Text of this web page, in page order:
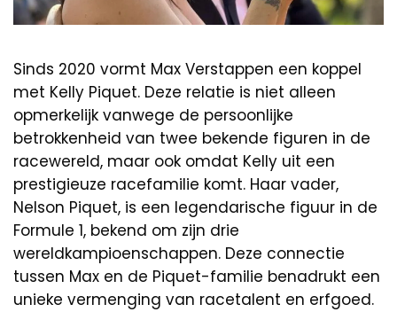
Sinds 2020 vormt Max Verstappen een koppel
met Kelly Piquet. Deze relatie is niet alleen
opmerkelijk vanwege de persoonlijke
betrokkenheid van twee bekende figuren in de
racewereld, maar ook omdat Kelly uit een
prestigieuze racefamilie komt. Haar vader,
Nelson Piquet, is een legendarische figuur in de
Formule 1, bekend om zijn drie
wereldkampioenschappen. Deze connectie
tussen Max en de Piquet-familie benadrukt een
unieke vermenging van racetalent en erfgoed.